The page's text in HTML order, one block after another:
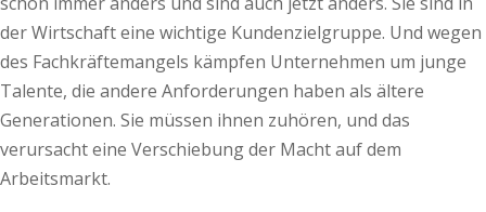
der Wirtschaft eine wichtige Kundenzielgruppe. Und wegen
des Fachkräftemangels kämpfen Unternehmen um junge
Talente, die andere Anforderungen haben als ältere
Generationen. Sie müssen ihnen zuhören, und das
verursacht eine Verschiebung der Macht auf dem
Arbeitsmarkt.